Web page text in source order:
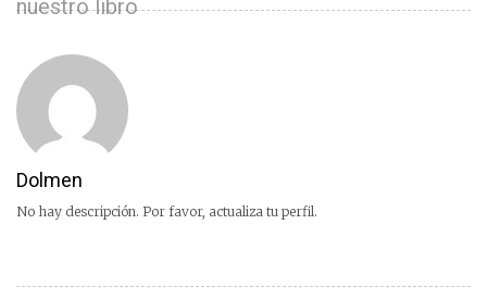
nuestro libro
Dolmen
No hay descripción. Por favor, actualiza tu perfil.